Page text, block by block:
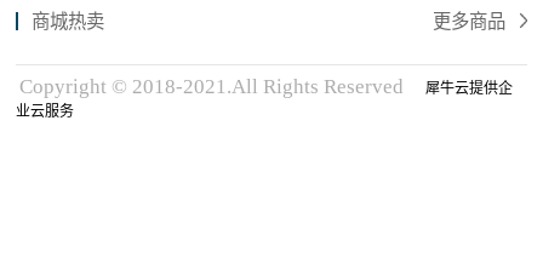
商城热卖 更多商品
Copyright © 2018-2021.All Rights Reserved
犀牛云提供企
业云服务